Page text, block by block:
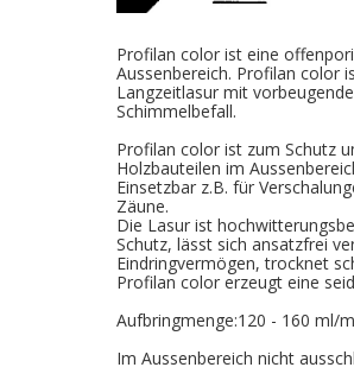
Profilan color ist eine
Aussenbereich. Profilan color
Langzeitlasur mit
Schimmelbefall.
Profilan color ist zum Schutz
Holzbauteilen im
Einsetzbar z.B. für
Zäune.
Die Lasur ist
Schutz, lässt sich ansatzfrei
Eindringvermögen, trocknet
Profilan color erzeugt eine
Aufbringmenge:120 - 160 ml/
Im Aussenbereich nicht